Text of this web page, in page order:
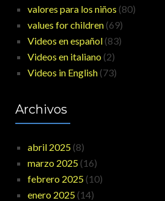
valores para los niños (80)
values for children (69)
Videos en español (83)
Videos en italiano (2)
Videos in English (73)
Archivos
abril 2025 (8)
marzo 2025 (16)
febrero 2025 (10)
enero 2025 (14)